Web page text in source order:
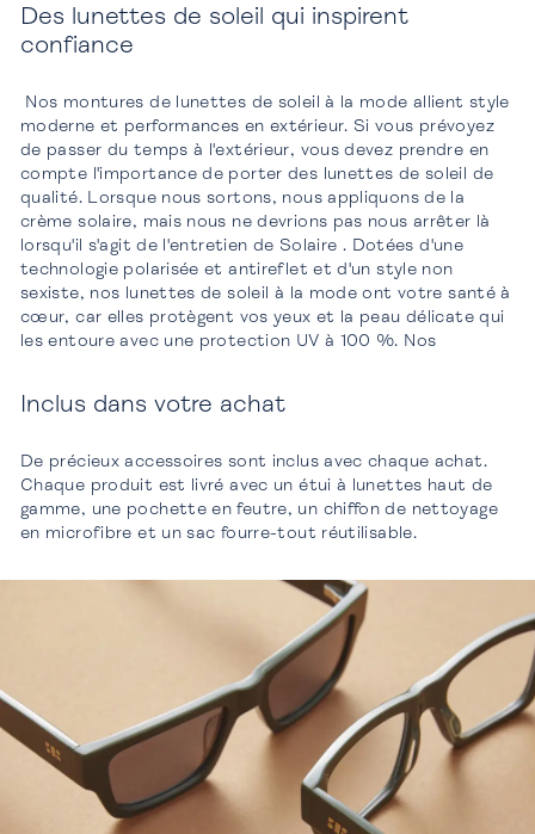
Des lunettes de soleil qui inspirent
confiance
Nos montures de lunettes de soleil à la mode allient style
moderne et performances en extérieur. Si vous prévoyez
de passer du temps à l'extérieur, vous devez prendre en
compte l'importance de porter des lunettes de soleil de
qualité. Lorsque nous sortons, nous appliquons de la
crème solaire, mais nous ne devrions pas nous arrêter là
lorsqu'il s'agit de l'entretien de Solaire . Dotées d'une
technologie polarisée et antireflet et d'un style non
sexiste, nos lunettes de soleil à la mode ont votre santé à
cœur, car elles protègent vos yeux et la peau délicate qui
les entoure avec une protection UV à 100 %. Nos
Inclus dans votre achat
De précieux accessoires sont inclus avec chaque achat.
Chaque produit est livré avec un étui à lunettes haut de
gamme, une pochette en feutre, un chiffon de nettoyage
en microfibre et un sac fourre-tout réutilisable.